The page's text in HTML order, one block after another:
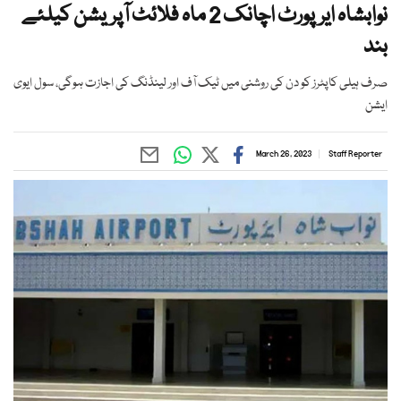
نوابشاہ ایرپورٹ اچانک 2 ماہ فلائٹ آپریشن کیلئے
بند
صرف ہیلی کاپٹرز کو دن کی روشنی میں ٹیک آف اور لینڈنگ کی اجازت ہوگی، سول ایوی
ایشن
Staff Reporter
March 26, 2023